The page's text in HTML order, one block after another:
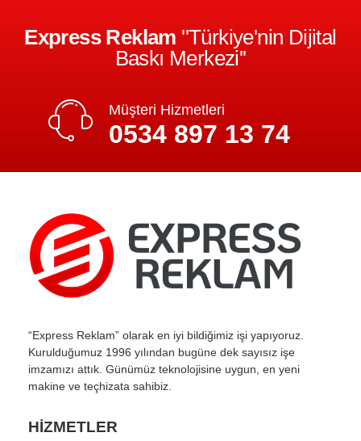
Express Reklam ''Türkiye'nin Dijital
Baskı Merkezi''
Müşteri Hizmetleri
0534 897 13 74
“Express Reklam” olarak en iyi bildiğimiz işi yapıyoruz.
Kurulduğumuz 1996 yılından bugüne dek sayısız işe
imzamızı attık. Günümüz teknolojisine uygun, en yeni
makine ve teçhizata sahibiz.
HİZMETLER